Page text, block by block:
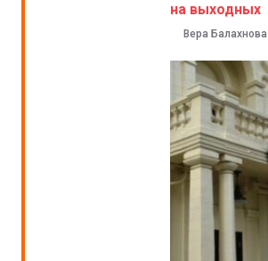
на выходных
Вера Балахнова